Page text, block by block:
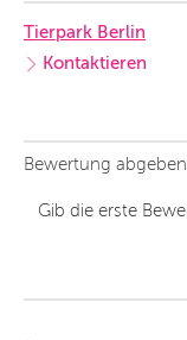
Tierpark Berlin
Kontaktieren
Bewertung abgeben
Gib die erste